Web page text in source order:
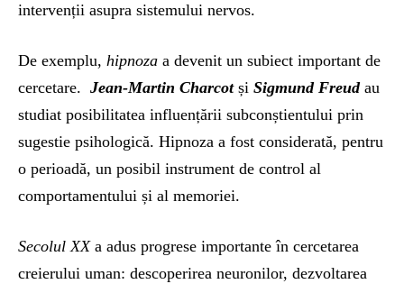
intervenții asupra sistemului nervos.
De exemplu, hipnoza a devenit un subiect important de
cercetare. Jean-Martin Charcotși Sigmund Freudau
studiat posibilitatea influențării subconștientului prin
sugestie psihologică. Hipnoza a fost considerată, pentru
o perioadă, un posibil instrument de control al
comportamentului și al memoriei.
Secolul XXa adus progrese importante în cercetarea
creierului uman: descoperirea neuronilor, dezvoltarea